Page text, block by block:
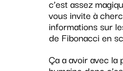
c’est assez
vous invite à
informations sur
de Fibonacci en
Ça a avoir avec la